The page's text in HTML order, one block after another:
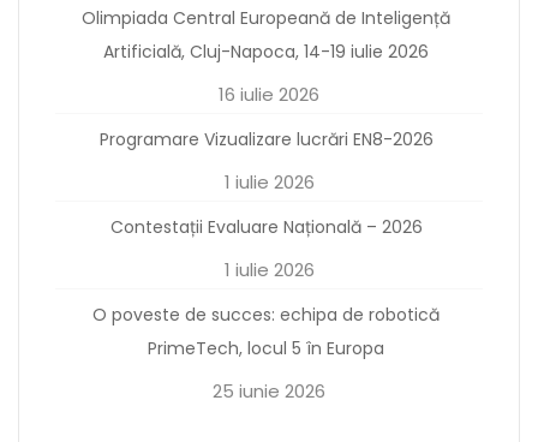
Olimpiada Central Europeană de Inteligență
Artificială, Cluj-Napoca, 14-19 iulie 2026
16 iulie 2026
Programare Vizualizare lucrări EN8-2026
1 iulie 2026
Contestații Evaluare Națională – 2026
1 iulie 2026
O poveste de succes: echipa de robotică
PrimeTech, locul 5 în Europa
25 iunie 2026